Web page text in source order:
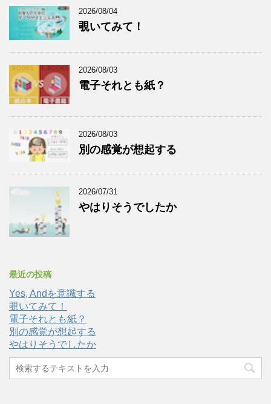
2026/08/04
覗いてみて！
2026/08/03
電子それとも紙？
2026/08/03
別の感覚が想起する
2026/07/31
やはりそうでしたか
最近の投稿
Yes, Andを意識する
覗いてみて！
電子それとも紙？
別の感覚が想起する
やはりそうでしたか